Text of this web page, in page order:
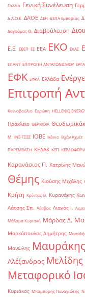
Γαλλία Γενική Συνέλευση
Δ.Α.Ο.Ε. ΔΑΟΕ ΔΕΗ ΔΕΠΑ Εμπορίας
Δαγούμας Θ. Διαβούλευση
Ε.Ε. ΕΒΕΠ ΕΕ ΕΕΑ ΕΚΟ ΕΛΑΣ
ΕΠΑΝΤ ΕΠΙΤΡΟΠΗ ΑΝΤΑΓΩΝΙΣΜΟΥ
ΕΦΚ ΕΦΚΑ Ελλάδα
Επιτροπή
Κοινοβούλιο Ευρώπη ΗELLENiQ
Ηράκλειο ΘΕΡΜΟΙΛ
Μ. ΙΝΕ-ΓΣΕΕ ΙΟΒΕ Ικόνιο Ιλχάν Αχμέτ
ΠΑΡΕΜΒΑΣΗ ΚΕΔΑΚ ΚΕΠ
Καρανάσιος Π. Κατρίνης
Θέμης Κιούσης Μιχάλης
Κρήτη Κρίντας Θ. Κυρανάκης
Λάτσης Σπ. Λέσβος Λιανός Ι.
Μάλαμα Κυριακή Μάρδας Δ.
Μαρκόπουλος Δημήτρης
Μανώλης
Αλέξανδρος
Μεταφορικό
Κυριάκος Μπόμπορης Παναγιώτης